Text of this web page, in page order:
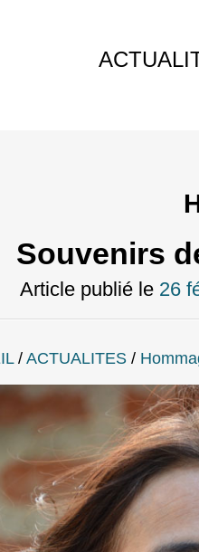
Skip
Souvenirs
Article publié le 26
/ ACTUALITES /